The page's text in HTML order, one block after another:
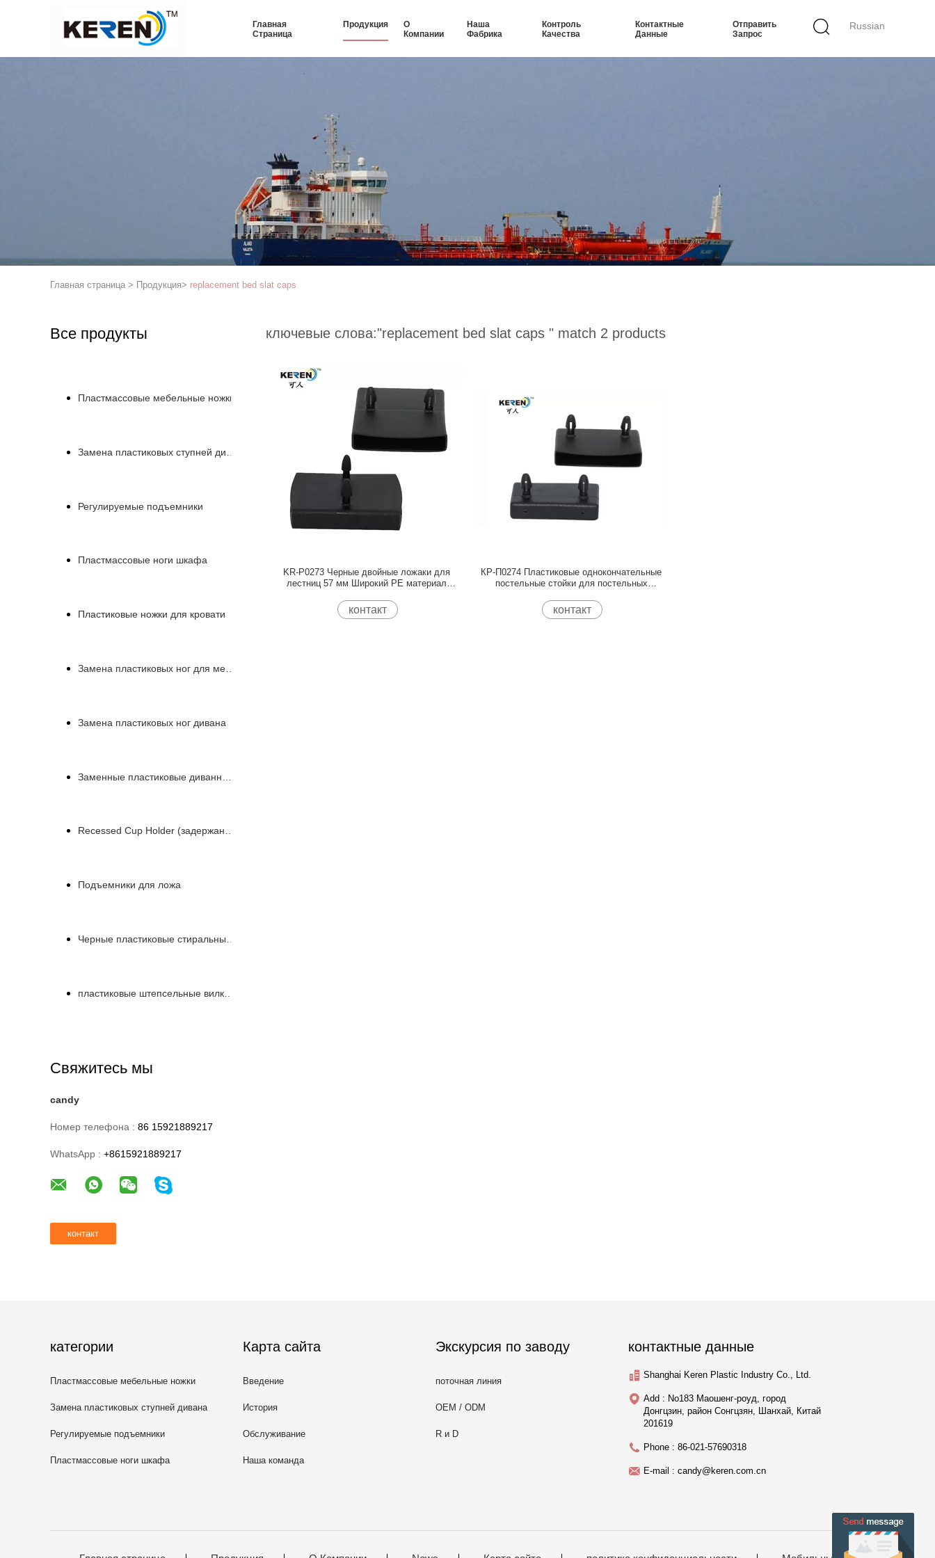
Russian
Главная
Страница
Продукция
О
Компании
Наша
Фабрика
Контроль
Качества
Контактные
Данные
Отправить
Запрос
Главная страница > Продукция> replacement bed slat caps
Все продукты
Пластмассовые мебельные ножки
Замена пластиковых ступней дивана
Регулируемые подъемники
Пластмассовые ноги шкафа
Пластиковые ножки для кровати
Замена пластиковых ног для мебели
Замена пластиковых ног дивана
Заменные пластиковые диванные ножки
Recessed Cup Holder (задержанный держатель кубков)
Подъемники для ложа
Черные пластиковые стиральные машины
пластиковые штепсельные вилки трубы
Свяжитесь мы
candy
Номер телефона : 86 15921889217
WhatsApp : +8615921889217
ключевые слова:"replacement bed slat caps " match 2 products
KR-P0273 Черные двойные ложаки для
лестниц 57 мм Широкий PE материал
контакт
КР-П0274 Пластиковые однокончательные
постельные стойки для постельных
контакт
категории
Пластмассовые мебельные ножки
Замена пластиковых ступней дивана
Регулируемые подъемники
Пластмассовые ноги шкафа
Карта сайта
Введение
История
Обслуживание
Наша команда
Экскурсия по заводу
поточная линия
OEM / ODM
R и D
контактные данные
Shanghai Keren Plastic Industry Co., Ltd.
Add : No183 Маошенг-роуд, город
Донгцзин, район Сонгцзян, Шанхай, Китай
201619
Phone : 86-021-57690318
E-mail : candy@keren.com.cn